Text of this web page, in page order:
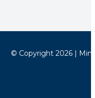
© Copyright 2026 |